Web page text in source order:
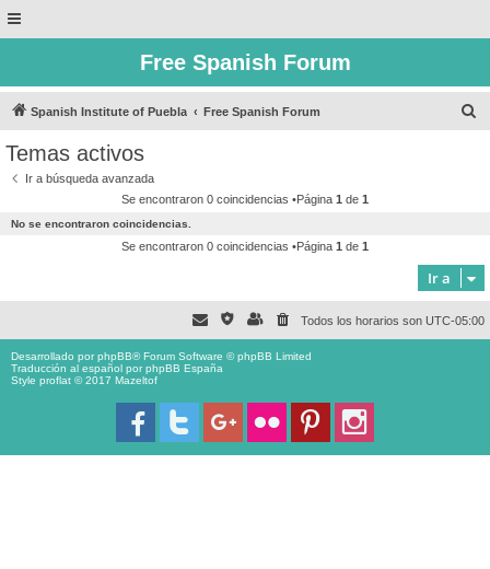
Free Spanish Forum
Spanish Institute of Puebla Free Spanish Forum
Temas activos
Ir a búsqueda avanzada
Se encontraron 0 coincidencias •Página 1 de 1
No se encontraron coincidencias.
Se encontraron 0 coincidencias •Página 1 de 1
Ir a
Todos los horarios son UTC-05:00
Desarrollado porphpBB® Forum Software © phpBB Limited
Traducción al español porphpBB España
Style proflat © 2017 Mazeltof